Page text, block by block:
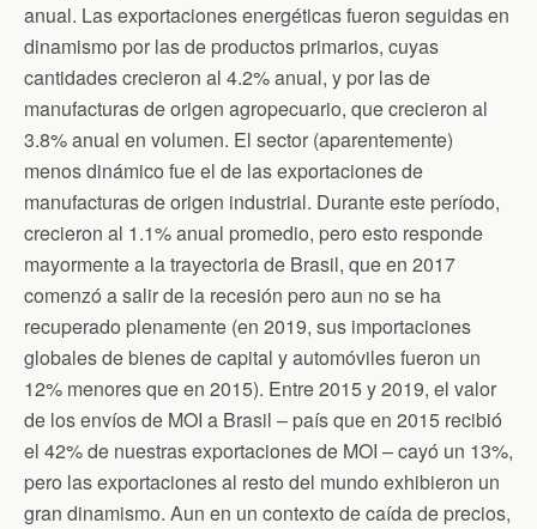
anual. Las exportaciones energéticas fueron seguidas en
dinamismo por las de productos primarios, cuyas
cantidades crecieron al 4.2% anual, y por las de
manufacturas de origen agropecuario, que crecieron al
3.8% anual en volumen. El sector (aparentemente)
menos dinámico fue el de las exportaciones de
manufacturas de origen industrial. Durante este período,
crecieron al 1.1% anual promedio, pero esto responde
mayormente a la trayectoria de Brasil, que en 2017
comenzó a salir de la recesión pero aun no se ha
recuperado plenamente (en 2019, sus importaciones
globales de bienes de capital y automóviles fueron un
12% menores que en 2015). Entre 2015 y 2019, el valor
de los envíos de MOI a Brasil – país que en 2015 recibió
el 42% de nuestras exportaciones de MOI – cayó un 13%,
pero las exportaciones al resto del mundo exhibieron un
gran dinamismo. Aun en un contexto de caída de precios,